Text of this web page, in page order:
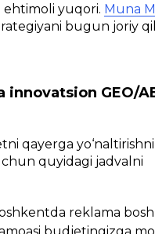
ehtimoli yuqori. Muna
bugun joriy
innovatsion GEO/
qayerga yo‘naltirishni
quyidagi jadvalni
reklama
budjetingizga